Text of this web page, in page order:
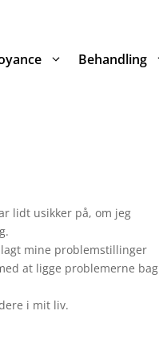
Behandling
lidt usikker på, om jeg
mine problemstillinger
at ligge problemerne bag
i mit liv.